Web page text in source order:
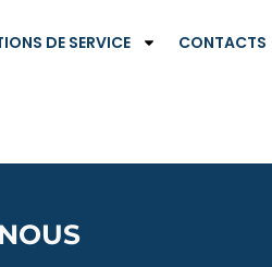
DE SERVICE CONTACTS